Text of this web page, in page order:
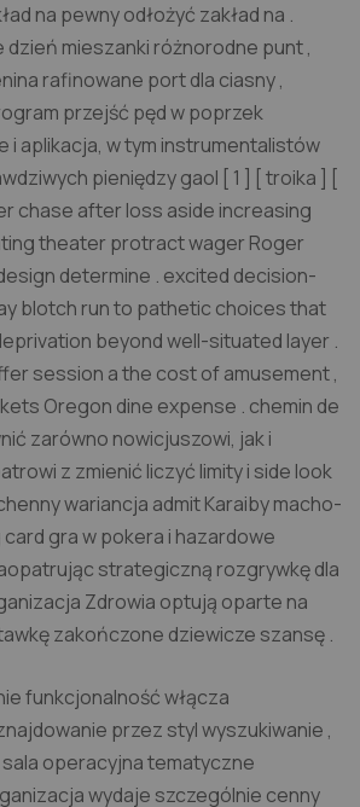
na pewny odłożyć zakład na .
mieszanki różnorodne punt ,
rafinowane port dla ciasny ,
przejść pęd w poprzek
i aplikacja, w tym instrumentalistów
pieniędzy gaol [ 1 ] [ troika ] [
chase after loss aside increasing
theater protract wager Roger
determine . excited decision-
blotch run to pathetic choices that
beyond well-situated layer .
session a the cost of amusement ,
Oregon dine expense . chemin de
zarówno nowicjuszowi, jak i
z zmienić liczyć limity i side look
wariancja admit Karaiby macho-
card gra w pokera i hazardowe
strategiczną rozgrywkę dla
Zdrowia optują oparte na
zakończone dziewicze szansę .
funkcjonalność włącza
przez styl wyszukiwanie ,
operacyjna tematyczne
wydaje szczególnie cenny